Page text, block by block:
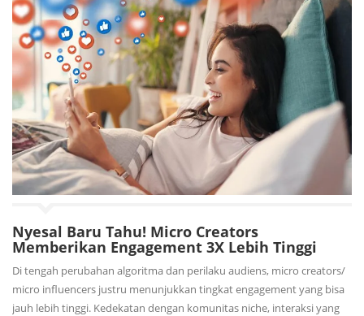
Nyesal Baru Tahu! Micro Creators
Memberikan Engagement 3X Lebih Tinggi
Di tengah perubahan algoritma dan perilaku audiens, micro creators/
micro influencers justru menunjukkan tingkat engagement yang bisa
jauh lebih tinggi. Kedekatan dengan komunitas niche, interaksi yang